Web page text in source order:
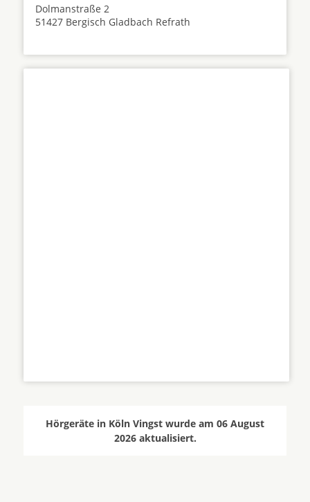
Dolmanstraße 2
51427 Bergisch Gladbach Refrath
Hörgeräte in Köln Vingst wurde am 06 August
2026 aktualisiert.